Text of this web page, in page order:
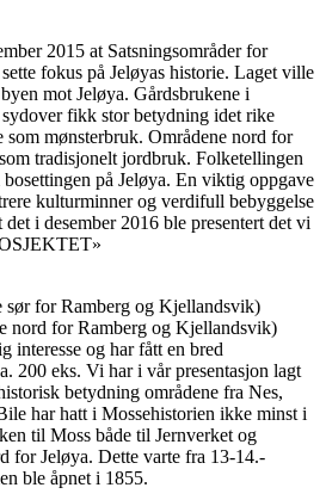
2015 at Satsningsområder for
fokus på Jeløyas historie. Laget ville
mot Jeløya. Gårdsbrukene i
fikk stor betydning idet rike
mønsterbruk. Områdene nord for
tradisjonelt jordbruk. Folketellingen
på Jeløya. En viktig oppgave
kulturminner og verdifull bebyggelse
i desember 2016 ble presentert det vi
sør for Ramberg og Kjellandsvik)
nord for Ramberg og Kjellandsvik)
interesse og har fått en bred
200 eks. Vi har i vår presentasjon lagt
betydning områdene fra Nes,
har hatt i Mossehistorien ikke minst i
til Moss både til Jernverket og
for Jeløya. Dette varte fra 13-14.-
ble åpnet i 1855.